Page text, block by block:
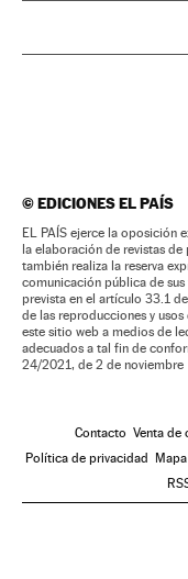
©EDICIONES EL PAÍS
EL PAÍS ejerce la oposición
la elaboración de revistas
también realiza la reserva
comunicación pública de
prevista en el artículo 33.1
de las reproducciones y
este sitio web a medios de
adecuados a tal fin de
24/2021, de 2 de noviembre
Contacto Venta de
Política de privacidad Mapa